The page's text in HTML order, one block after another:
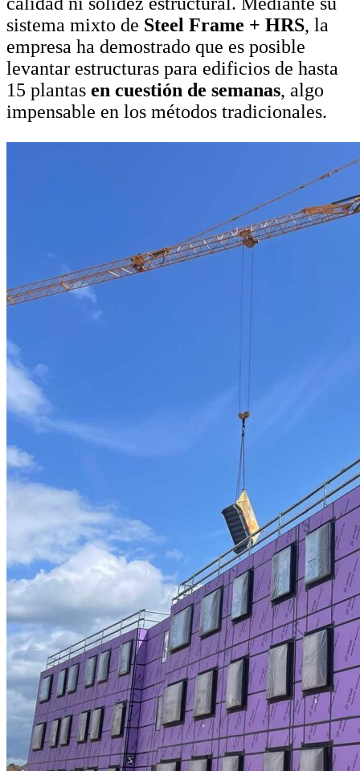
sistema mixto de Steel Frame + HRS, la
empresa ha demostrado que es posible
levantar estructuras para edificios de hasta
15 plantas en cuestión de semanas, algo
impensable en los métodos tradicionales.